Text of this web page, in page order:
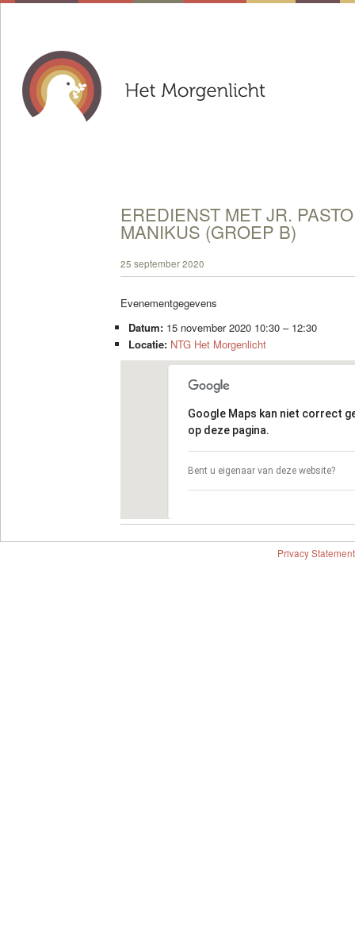
EREDIENST MET JR.
MANIKUS (GROEP B)
25 september 2020
Evenementgegevens
Datum: 15 november 2020 10:30– 12:30
Locatie: NTG Het Morgenlicht
Google Maps kan niet correct
op deze pagina.
Bent u eigenaar van deze website?
Privacy Statement